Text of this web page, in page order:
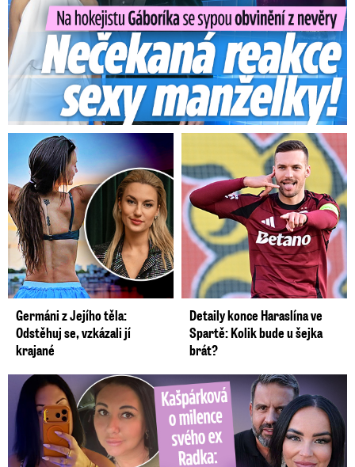
Germáni z Jejího těla:
Odstěhuj se, vzkázali jí
krajané
Detaily konce Haraslína ve
Spartě: Kolik bude u šejka
brát?
Kašpárková o milence svého ex Radka: Kopie z Wishe!